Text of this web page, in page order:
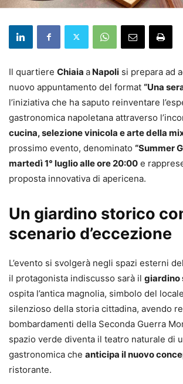
Il quartiere Chiaia a Napoli si prepara ad
nuovo appuntamento del format “Una
l’iniziativa che ha saputo reinventare
gastronomica napoletana attraverso
cucina, selezione vinicola e arte della
prossimo evento, denominato “Summer
martedì 1° luglio alle ore 20:00 e
proposta innovativa di apericena.
Un giardino storico
scenario d’eccezione
L’evento si svolgerà negli spazi esterni del
il protagonista indiscusso sarà il giardino
ospita l’antica magnolia, simbolo del
silenzioso della storia cittadina, avendo
bombardamenti della Seconda Guerra
spazio verde diventa il teatro naturale di
gastronomica che anticipa il nuovo
ristorante.